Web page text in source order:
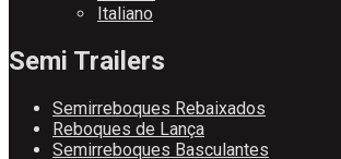
Italiano
Semi Trailers
Semirreboques Rebaixados
Reboques de Lança
Semirreboques Basculantes